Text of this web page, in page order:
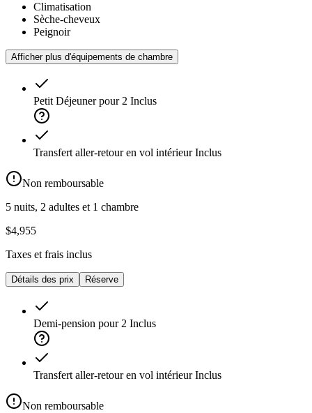
Climatisation
Sèche-cheveux
Peignoir
Afficher plus d'équipements de chambre
Petit Déjeuner pour 2 Inclus
Transfert aller-retour en vol intérieur Inclus
Non remboursable
5 nuits, 2 adultes et 1 chambre
$4,955
Taxes et frais inclus
Détails des prix Réserve
Demi-pension pour 2 Inclus
Transfert aller-retour en vol intérieur Inclus
Non remboursable